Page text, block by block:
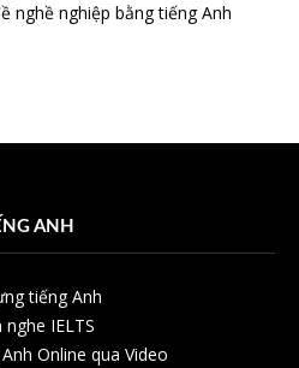
nghề nghiệp bằng tiếng Anh
ANH
tiếng Anh
IELTS
Online qua Video